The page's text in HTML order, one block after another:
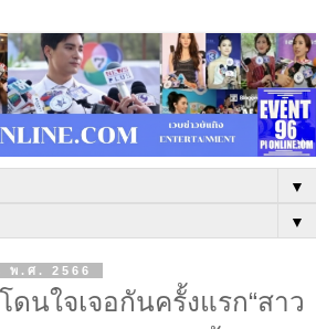
▼
▼
พ.ศ. 2566
ดนใจเจอกันครั้งแรก“สาว